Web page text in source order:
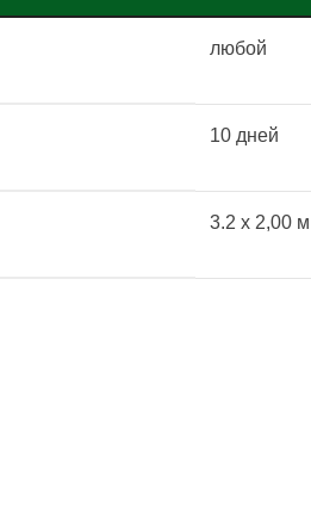
любой
10 дней
3.2 x 2,00 м